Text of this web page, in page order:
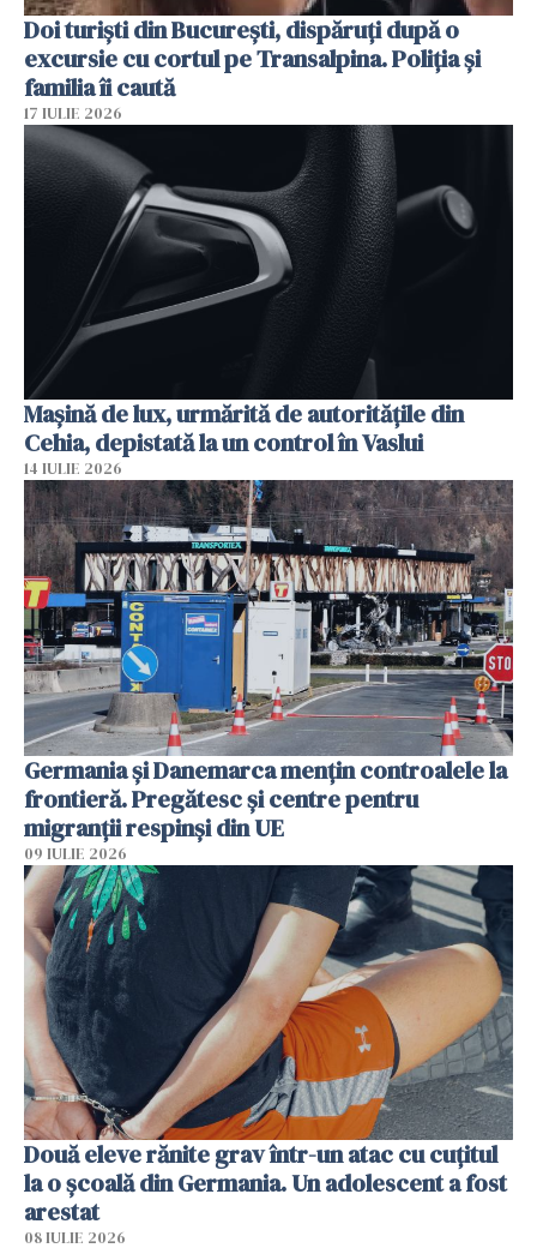
Doi turiști din București, dispăruți după o
excursie cu cortul pe Transalpina. Poliția și
familia îi caută
17 IULIE 2026
Mașină de lux, urmărită de autoritățile din
Cehia, depistată la un control în Vaslui
14 IULIE 2026
Germania și Danemarca mențin controalele la
frontieră. Pregătesc și centre pentru
migranții respinși din UE
09 IULIE 2026
Două eleve rănite grav într-un atac cu cuțitul
la o școală din Germania. Un adolescent a fost
arestat
08 IULIE 2026